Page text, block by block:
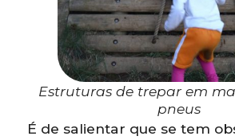
Estruturas de trepar em
pneus
É de salientar que se tem